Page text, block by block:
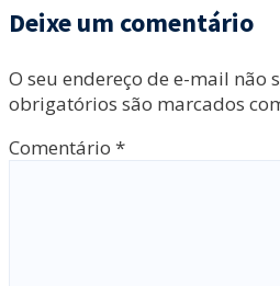
Deixe um comentário
O seu endereço de e-mail não
obrigatórios são marcados
Comentário *